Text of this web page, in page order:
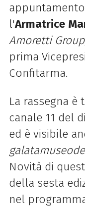
l'Armatrice
Amoretti Group
prima
Confitarma.
La rassegna è
canale 11 del
ed è visibile
Novità di
della sesta
nel